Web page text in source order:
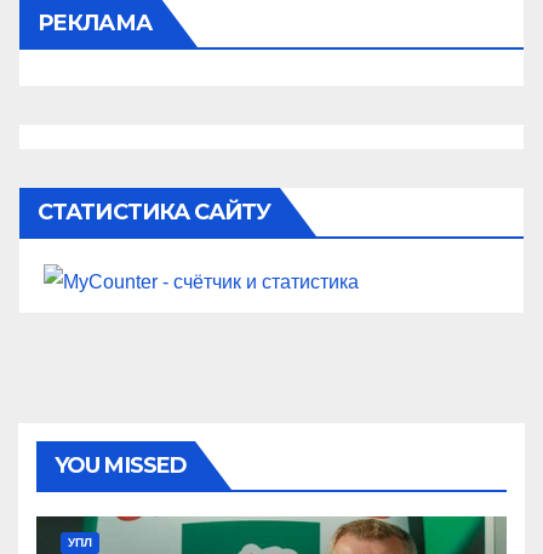
РЕКЛАМА
СТАТИСТИКА САЙТУ
YOU MISSED
УПЛ